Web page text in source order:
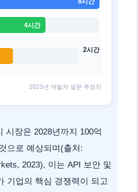
4시간
2시간
2023년 개발자 설문 추정치
시장은 2028년까지 100억
으로 예상되며(출처:
2023), 이는 API 보안 및
기업의 핵심 경쟁력이 되고